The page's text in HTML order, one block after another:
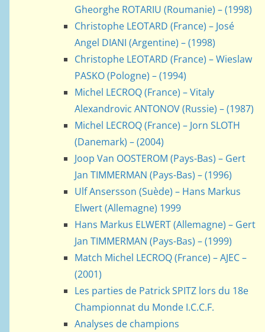
Gheorghe ROTARIU (Roumanie) – (1998)
Christophe LEOTARD (France) – José
Angel DIANI (Argentine) – (1998)
Christophe LEOTARD (France) – Wieslaw
PASKO (Pologne) – (1994)
Michel LECROQ (France) – Vitaly
Alexandrovic ANTONOV (Russie) – (1987)
Michel LECROQ (France) – Jorn SLOTH
(Danemark) – (2004)
Joop Van OOSTEROM (Pays-Bas) – Gert
Jan TIMMERMAN (Pays-Bas) – (1996)
Ulf Ansersson (Suède) – Hans Markus
Elwert (Allemagne) 1999
Hans Markus ELWERT (Allemagne) – Gert
Jan TIMMERMAN (Pays-Bas) – (1999)
Match Michel LECROQ (France) – AJEC –
(2001)
Les parties de Patrick SPITZ lors du 18e
Championnat du Monde I.C.C.F.
Analyses de champions